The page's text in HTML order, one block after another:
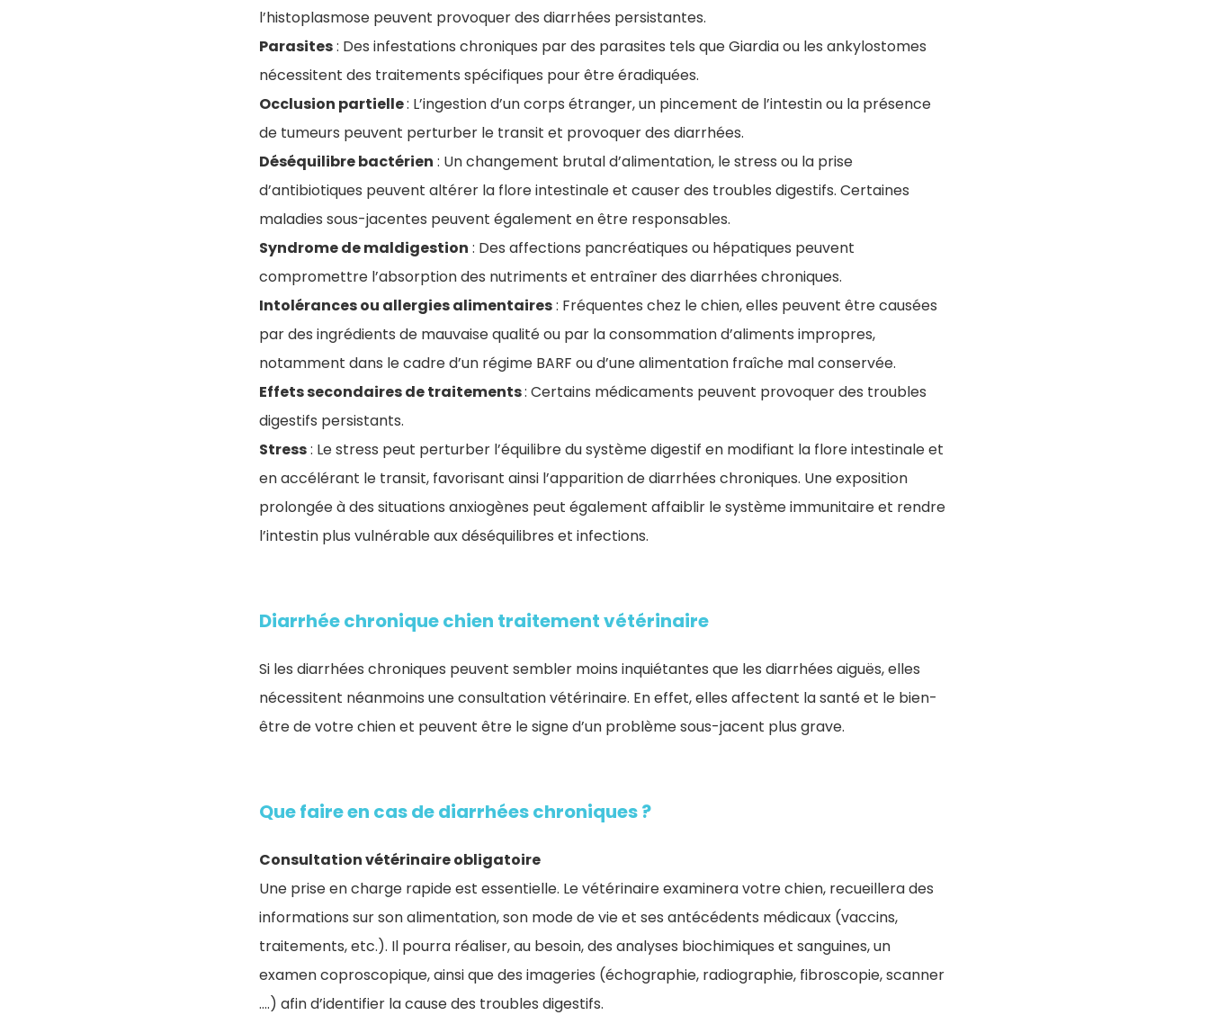
l’histoplasmose peuvent provoquer des diarrhées persistantes.
Parasites: Des infestations chroniques par des parasites tels que Giardia ou les ankylostomes
nécessitent des traitements spécifiques pour être éradiquées.
Occlusion partielle: L’ingestion d’un corps étranger, un pincement de l’intestin ou la présence
de tumeurs peuvent perturber le transit et provoquer des diarrhées.
Déséquilibre bactérien : Un changement brutal d’alimentation, le stress ou la prise
d’antibiotiques peuvent altérer la flore intestinale et causer des troubles digestifs. Certaines
maladies sous-jacentes peuvent également en être responsables.
Syndrome de maldigestion : Des affections pancréatiques ou hépatiques peuvent
compromettre l’absorption des nutriments et entraîner des diarrhées chroniques.
Intolérances ou allergies alimentaires: Fréquentes chez le chien, elles peuvent être causées
par des ingrédients de mauvaise qualité ou par la consommation d’aliments impropres,
notamment dans le cadre d’un régime BARF ou d’une alimentation fraîche mal conservée.
Effets secondaires de traitements: Certains médicaments peuvent provoquer des troubles
digestifs persistants.
Stress: Le stress peut perturber l’équilibre du système digestif en modifiant la flore intestinale et
en accélérant le transit, favorisant ainsi l’apparition de diarrhées chroniques. Une exposition
prolongée à des situations anxiogènes peut également affaiblir le système immunitaire et rendre
l’intestin plus vulnérable aux déséquilibres et infections.
Diarrhée chronique chien traitement vétérinaire
​Si les diarrhées chroniques peuvent sembler moins inquiétantes que les diarrhées aiguës, elles
nécessitent néanmoins une consultation vétérinaire. En effet, elles affectent la santé et le bien-
être de votre chien et peuvent être le signe d’un problème sous-jacent plus grave.
Que faire en cas de diarrhées chroniques ?
Consultation vétérinaire obligatoire
Une prise en charge rapide est essentielle. Le vétérinaire examinera votre chien, recueillera des
informations sur son alimentation, son mode de vie et ses antécédents médicaux (vaccins,
traitements, etc.). Il pourra réaliser, au besoin, des analyses biochimiques et sanguines, un
examen coproscopique, ainsi que des imageries (échographie, radiographie, fibroscopie, scanner
….) afin d’identifier la cause des troubles digestifs.